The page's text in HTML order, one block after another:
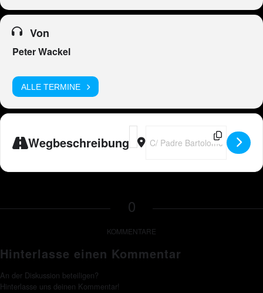
Von
Peter Wackel
ALLE TERMINE
Wegbeschreibung
Address - ES - Peter Wackel LIVE
Destination Address - ES -
0
KOMMENTARE
Hinterlasse einen Kommentar
An der Diskussion beteiligen?
Hinterlasse uns deinen Kommentar!